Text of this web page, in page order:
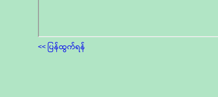
<< ပြန်ထွက်ရန်